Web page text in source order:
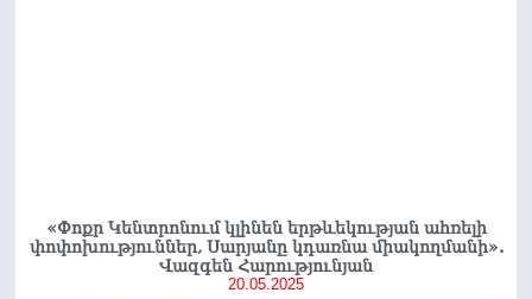
«Փոքր Կենտրոնում կլինեն երթևեկության ահռելի
փոփոխություններ, Սարյանը կդառնա միակողմանի».
Վազգեն Հարությունյան
20.05.2025